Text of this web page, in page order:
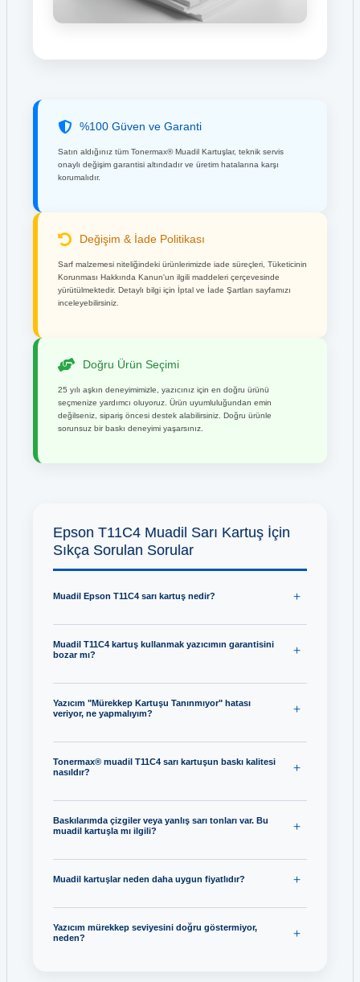
%100 Güven ve Garanti
Satın aldığınız tüm Tonermax® Muadil Kartuşlar, teknik servis
onaylı değişim garantisi altındadır ve üretim hatalarına karşı
korumalıdır.
Değişim & İade Politikası
Sarf malzemesi niteliğindeki ürünlerimizde iade süreçleri, Tüketicinin
Korunması Hakkında Kanun'un ilgili maddeleri çerçevesinde
yürütülmektedir. Detaylı bilgi için İptal ve İade Şartları sayfamızı
inceleyebilirsiniz.
Doğru Ürün Seçimi
25 yılı aşkın deneyimimizle, yazıcınız için en doğru ürünü
seçmenize yardımcı oluyoruz. Ürün uyumluluğundan emin
değilseniz, sipariş öncesi destek alabilirsiniz. Doğru ürünle
sorunsuz bir baskı deneyimi yaşarsınız.
Epson T11C4 Muadil Sarı Kartuş İçin
Sıkça Sorulan Sorular
Muadil Epson T11C4 sarı kartuş nedir?
Muadil T11C4 kartuş kullanmak yazıcımın garantisini
bozar mı?
Yazıcım "Mürekkep Kartuşu Tanınmıyor" hatası
veriyor, ne yapmalıyım?
Tonermax® muadil T11C4 sarı kartuşun baskı kalitesi
nasıldır?
Baskılarımda çizgiler veya yanlış sarı tonları var. Bu
muadil kartuşla mı ilgili?
Muadil kartuşlar neden daha uygun fiyatlıdır?
Yazıcım mürekkep seviyesini doğru göstermiyor,
neden?